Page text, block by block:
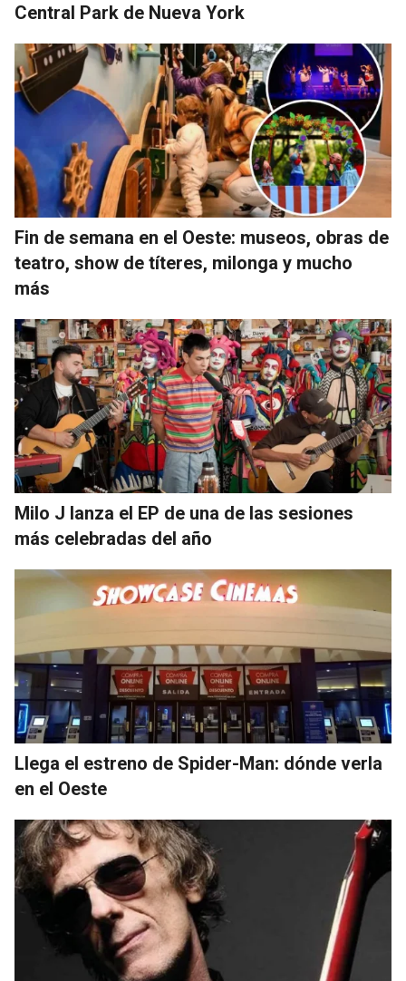
Central Park de Nueva York
Fin de semana en el Oeste: museos, obras de
teatro, show de títeres, milonga y mucho
más
Milo J lanza el EP de una de las sesiones
más celebradas del año
Llega el estreno de Spider-Man: dónde verla
en el Oeste